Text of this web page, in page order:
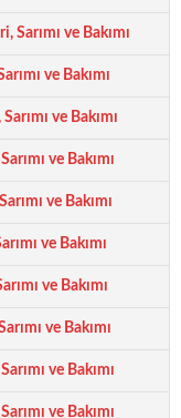
ve Bakımı
ve Bakımı
ve Bakımı
ve Bakımı
ve Bakımı
ve Bakımı
ve Bakımı
ve Bakımı
ve Bakımı
ve Bakımı